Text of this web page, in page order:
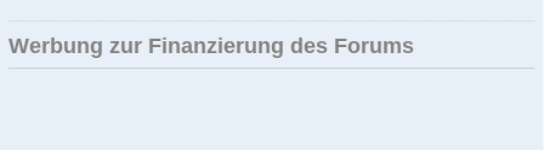
Werbung zur Finanzierung des Forums